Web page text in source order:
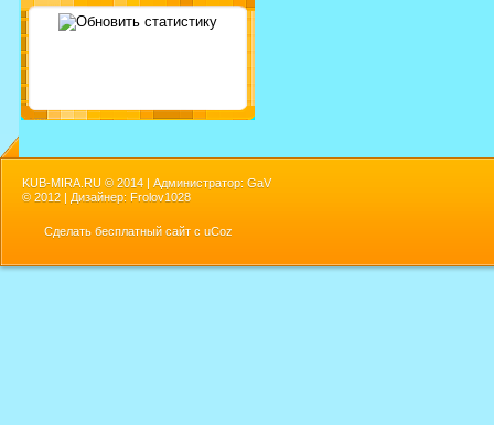
KUB-MIRA.RU © 2014 | Администратор: GaV
© 2012 | Дизайнер: Frolov1028
Сделать бесплатный сайт с uCoz